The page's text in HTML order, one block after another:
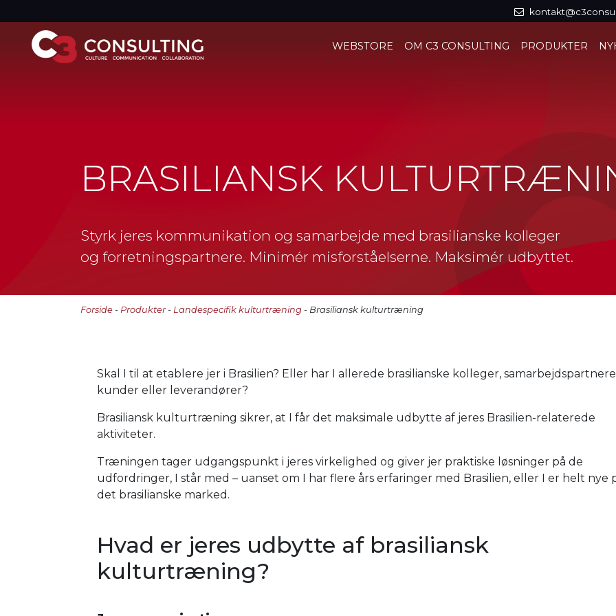
WEBSTORE OM C3 CONSULTING PRODUKTER
BRASILIANSK
Styrk jeres kommunikation og samarbejde med brasilianske kolleger
og forretningspartnere. Minimér misforståelserne. Maksimér udbyttet.
Forside - Produkter- Landespecifik kulturtræning - Brasiliansk kulturtræning
Skal I til at etablere jer i Brasilien? Eller har I allerede brasilianske kolleger,
kunder eller leverandører?
Brasiliansk kulturtræning sikrer, at I får det maksimale udbytte af jeres Brasilien-relaterede
aktiviteter.
Træningen tager udgangspunkt i jeres virkelighed og giver jer praktiske løsninger på de
udfordringer, I står med – uanset om I har flere års erfaringer med Brasilien, eller I er helt nye
det brasilianske marked.
Hvad er jeres udbytte af brasiliansk
kulturtræning?